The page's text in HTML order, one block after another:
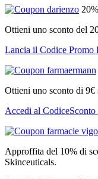
20%
Ottieni uno sconto del
Lancia il Codice Promo
Ottieni uno sconto di
Accedi al CodiceSconto
Approffita del 10% di
Skinceuticals.